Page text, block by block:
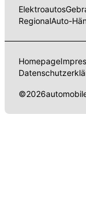
Elektroautos
RegionalAuto-
Homepage
©2026